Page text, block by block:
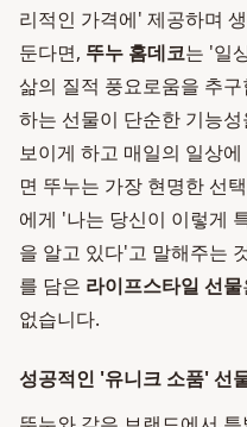
리적인 가격에' 제공하며
둔다면, 뚜누 홈데코는 '일
삶의 질적 풍요로움을 추
하는 선물이 단순한 기능
보이게 하고 매일의 일상
면 뚜누는 가장 현명한 선
에게 '나는 당신이 이렇게
을 알고 있다'고 말해주는
를 담은 라이프스타일 선물
없습니다.
성공적인 '유니크 소품' 선